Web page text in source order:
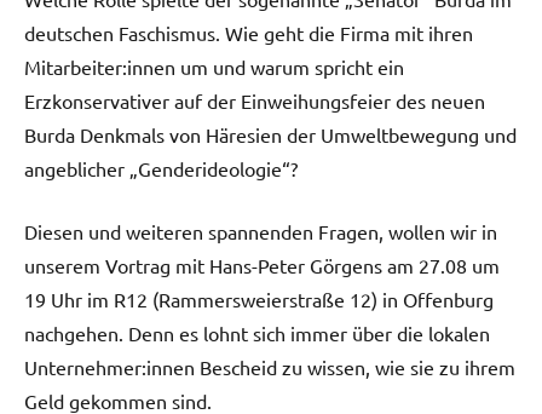
deutschen Faschismus. Wie geht die Firma mit ihren
Mitarbeiter:innen um und warum spricht ein
Erzkonservativer auf der Einweihungsfeier des neuen
Burda Denkmals von Häresien der Umweltbewegung und
angeblicher „Genderideologie“?
Diesen und weiteren spannenden Fragen, wollen wir in
unserem Vortrag mit Hans-Peter Görgens am 27.08 um
19 Uhr im R12 (Rammersweierstraße 12) in Offenburg
nachgehen. Denn es lohnt sich immer über die lokalen
Unternehmer:innen Bescheid zu wissen, wie sie zu ihrem
Geld gekommen sind.